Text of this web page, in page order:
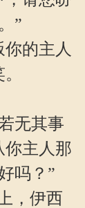
”
的主人
无其事
你主人那
吗？”
，伊西